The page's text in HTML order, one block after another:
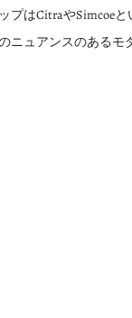
プはCitraやSimcoe
ニュアンスのあるモ